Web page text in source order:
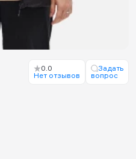
0.0
Нет отзывов
Задать
вопрос